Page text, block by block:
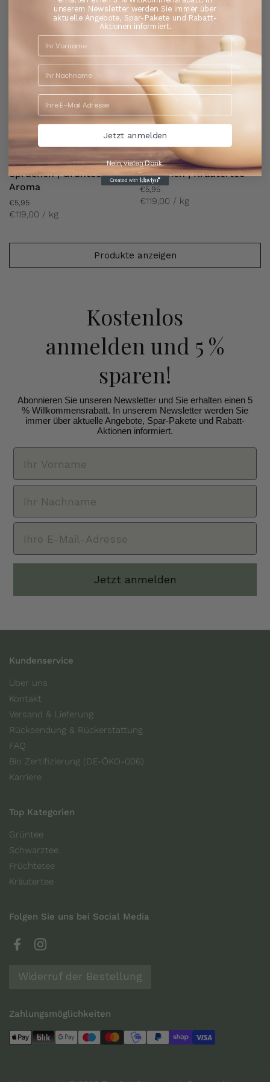
Ewiges Leben - Tee mit
Sprüchen | Grüntee |
Aroma
€5,95
€119,00 / kg
Kräutergarten - Tee mit
Sprüchen | Kräutertee
€5,95
€119,00 / kg
Produkte anzeigen
Kostenlos
anmelden und 5 %
sparen!
Abonnieren Sie unseren Newsletter und Sie erhalten einen 5
% Willkommensrabatt. In unserem Newsletter werden Sie
immer über aktuelle Angebote, Spar-Pakete und Rabatt-
Aktionen informiert.
Jetzt anmelden
Kundenservice
Über uns
Kontakt
Versand & Lieferung
Rücksendung & Rückerstattung
FAQ
Bio Zertifizierung (DE-ÖKO-006)
Karriere
Top Kategorien
Grüntee
Schwarztee
Früchtetee
Kräutertee
Folgen Sie uns bei Social Media
FacebookInstagram
Widerruf der Bestellung
Zahlungsmöglichkeiten
unserem Newsletter werden Sie immer über
aktuelle Angebote, Spar-Pakete und Rabatt-
Aktionen informiert.
Jetzt anmelden
Nein, vielen Dank.